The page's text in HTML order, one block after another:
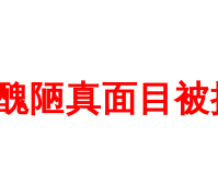
陋真面目